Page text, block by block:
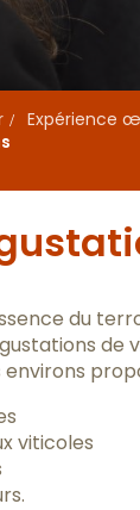
Expérience
du
de
environs
viticoles